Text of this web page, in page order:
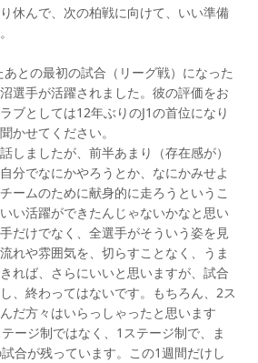
休んで、次の柏戦に向けて、いい準備
との最初の試合（リーグ戦）になった
選手が活躍されました。彼の評価をお
ブとしては12年ぶりのJ1の首位になり
かせてください。
しましたが、前半あまり（存在感が）
分でなにかやろうとか、なにかみせよ
ームのために献身的に走ろうというこ
い活躍ができたんじゃないかなと思い
だけでなく、全選手がそういう姿を見
れや雰囲気を、切らすことなく、うま
れば、さらにいいと思いますが、試合
、終わってはないです。もちろん、2ス
だ方々はいらっしゃったと思います
ージ制ではなく、1ステージ制で、ま
合が残っています。この1週間だけし